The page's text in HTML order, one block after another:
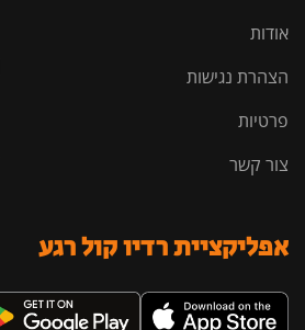
אודות
הצהרת נגישות
פרטיות
צור קשר
אפליקציית רדיו קול רגע